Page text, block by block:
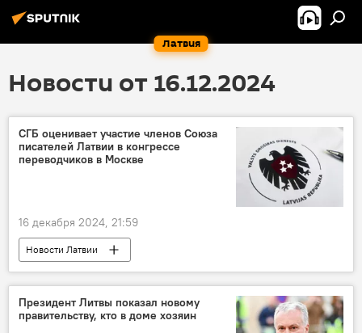
Латвия
Новости от 16.12.2024
СГБ оценивает участие членов Союза
писателей Латвии в конгрессе
переводчиков в Москве
16 декабря 2024, 21:59
Новости Латвии
Служба государственной безопасности
Президент Литвы показал новому
правительству, кто в доме хозяин